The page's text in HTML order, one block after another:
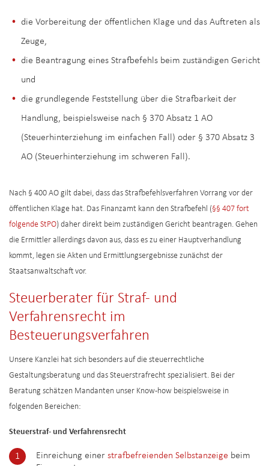
die Vorbereitung der öffentlichen Klage und das Auftreten als
Zeuge,
die Beantragung eines Strafbefehls beim zuständigen Gericht
und
die grundlegende Feststellung über die Strafbarkeit der
Handlung, beispielsweise nach § 370 Absatz 1 AO
(Steuerhinterziehung im einfachen Fall) oder § 370 Absatz 3
AO (Steuerhinterziehung im schweren Fall).
Nach § 400 AO gilt dabei, dass das Strafbefehlsverfahren Vorrang vor der
öffentlichen Klage hat. Das Finanzamt kann den Strafbefehl (§§ 407 fort
folgende StPO) daher direkt beim zuständigen Gericht beantragen. Gehen
die Ermittler allerdings davon aus, dass es zu einer Hauptverhandlung
kommt, legen sie Akten und Ermittlungsergebnisse zunächst der
Staatsanwaltschaft vor.
Steuerberater für Straf- und
Verfahrensrecht im
Besteuerungsverfahren
Unsere Kanzlei hat sich besonders auf die steuerrechtliche
Gestaltungsberatung und das Steuerstrafrecht spezialisiert. Bei der
Beratung schätzen Mandanten unser Know-how beispielsweise in
folgenden Bereichen:
Steuerstraf- und Verfahrensrecht
Einreichung einer strafbefreienden Selbstanzeige beim